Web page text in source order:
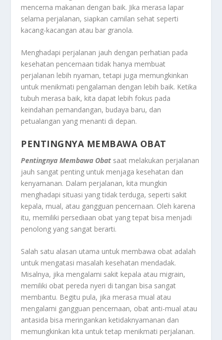
mencerna makanan dengan baik. Jika merasa lapar
selama perjalanan, siapkan camilan sehat seperti
kacang-kacangan atau bar granola.
Menghadapi perjalanan jauh dengan perhatian pada
kesehatan pencernaan tidak hanya membuat
perjalanan lebih nyaman, tetapi juga memungkinkan
untuk menikmati pengalaman dengan lebih baik. Ketika
tubuh merasa baik, kita dapat lebih fokus pada
keindahan pemandangan, budaya baru, dan
petualangan yang menanti di depan.
PENTINGNYA MEMBAWA OBAT
Pentingnya Membawa Obat saat melakukan perjalanan
jauh sangat penting untuk menjaga kesehatan dan
kenyamanan. Dalam perjalanan, kita mungkin
menghadapi situasi yang tidak terduga, seperti sakit
kepala, mual, atau gangguan pencernaan. Oleh karena
itu, memiliki persediaan obat yang tepat bisa menjadi
penolong yang sangat berarti.
Salah satu alasan utama untuk membawa obat adalah
untuk mengatasi masalah kesehatan mendadak.
Misalnya, jika mengalami sakit kepala atau migrain,
memiliki obat pereda nyeri di tangan bisa sangat
membantu. Begitu pula, jika merasa mual atau
mengalami gangguan pencernaan, obat anti-mual atau
antasida bisa meringankan ketidaknyamanan dan
memungkinkan kita untuk tetap menikmati perjalanan.